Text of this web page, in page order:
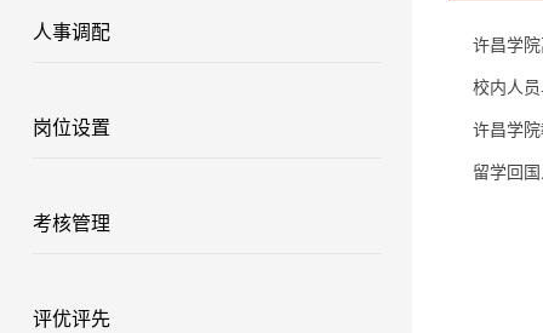
人事调配
岗位设置
考核管理
评优评先
许昌学
校内人
许昌学
留学回